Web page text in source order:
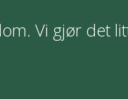
Vi gjør det